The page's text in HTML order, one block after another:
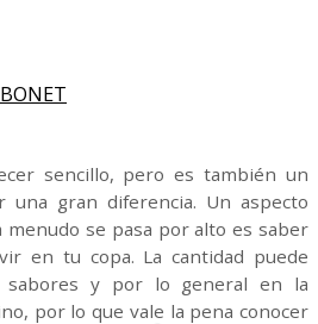
sencillo, pero es también un
una gran diferencia. Un aspecto
menudo se pasa por alto es saber
en tu copa. La cantidad puede
sabores y por lo general en la
por lo que vale la pena conocer